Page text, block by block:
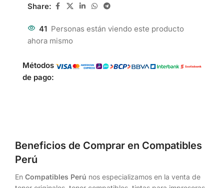
Share:
41 Personas están viendo este producto
ahora mismo
Métodos
de pago:
Beneficios de Comprar en Compatibles
Perú
En Compatibles Perú nos especializamos en la venta de